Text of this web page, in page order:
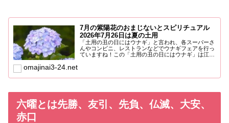
7月の紫陽花のおまじないとスピリチュアル
2026年7月26日は夏の土用
「土用の丑の日にはウナギ」と言われ、各スーパーさ
んやコンビニ、レストランなどでウナギフェアを行っ
ていますね！この「土用の丑の日にはウナギ」は江戸
omajinai3-24.net
六曜とは先勝、友引、先負、仏滅、大安、
赤口